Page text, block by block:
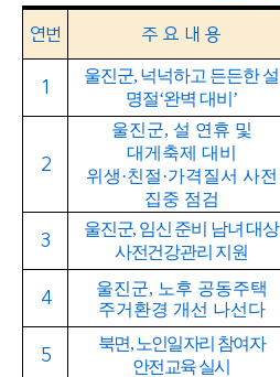
연번 주 요 내 용
1
울진군, 넉넉하고 든든한 설
명절‘완벽 대비 ’
2
울진군, 설 연휴 및
대게축제 대비
위생·친절·가격질서 사전
집중 점검
3
울진군, 임신 준비 남녀 대상
사전건강관리 지원
4 울진군, 노후 공동주택
주거환경 개선 나선다
5
북면, 노인일자리 참여자
안전교육 실시